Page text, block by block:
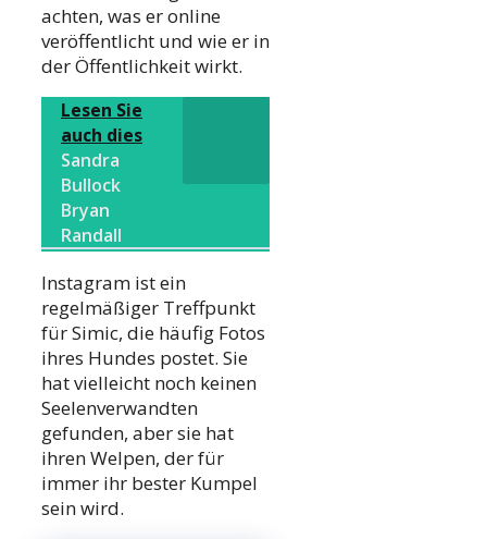
achten, was er online
veröffentlicht und wie er in
der Öffentlichkeit wirkt.
Lesen Sie
auch dies
Sandra
Bullock
Bryan
Randall
Instagram ist ein
regelmäßiger Treffpunkt
für Simic, die häufig Fotos
ihres Hundes postet. Sie
hat vielleicht noch keinen
Seelenverwandten
gefunden, aber sie hat
ihren Welpen, der für
immer ihr bester Kumpel
sein wird.